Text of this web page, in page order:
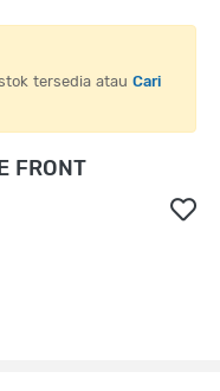
tersedia atau Cari
FRONT